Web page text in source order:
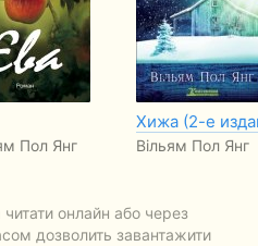
Пол Янг
Хижа (2-е
Вільям Пол Янг
онлайн або через
дозволить завантажити